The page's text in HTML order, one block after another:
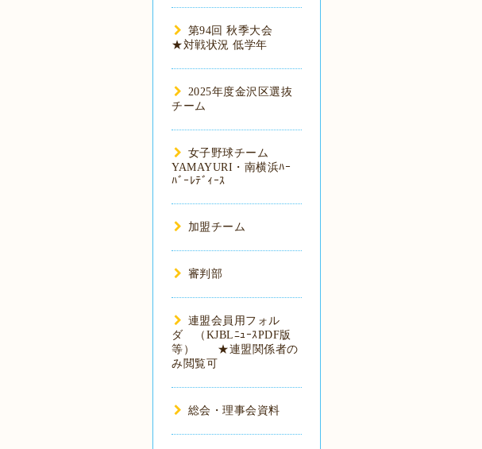
第94回 秋季大会
★対戦状況 低学年
2025年度金沢区選抜
チーム
女子野球チーム
YAMAYURI・南横浜ﾊｰ
ﾊﾞｰﾚﾃﾞｨｰｽ
加盟チーム
審判部
連盟会員用フォル
ダ （KJBLﾆｭｰｽPDF版
等） ★連盟関係者の
み閲覧可
総会・理事会資料